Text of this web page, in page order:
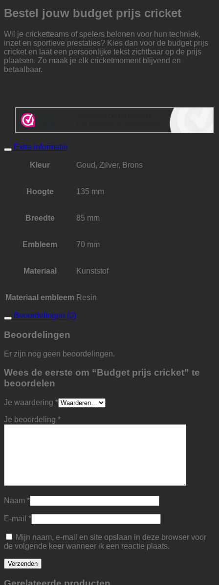
Bestel jouw budget prijs cricket
Wil je cricketteams of spelers belonen voor hun techniek,
inzet en sportieve prestaties? Kies dan voor de budget prijs
cricket en laat een persoonlijke tekst zichtbaar op de prijs
plaatsen. Zo maak je elk cricketmoment blijvend en
betaalbaar.
Extra informatie
Kleur Goud, Zilver, Brons
Hoogte 135 mm
Breedte 85 mm
Embleem 70 mm
Materiaal Kunststof
Materiaal embleem Resin
Beoordelingen (0)
Beoordelingen
Er zijn nog geen beoordelingen.
Wees de eerste om “Budget prijs cricket” te
beoordelen
Je waardering *
Je beoordeling *
Naam *
E-mail *
Mijn naam, e-mail en site opslaan in deze browser voor
de volgende keer wanneer ik een reactie plaats.